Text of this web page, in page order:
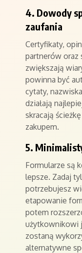
4. Dowody
zaufania
Certyfikaty,
partnerów oraz
zwiększają
powinna być
cytaty,
działają
skracają
zakupem.
5.
Formularze są
lepsze. Zadaj
potrzebujesz
etapowanie
potem
użytkownikowi
zostaną
alternatywne